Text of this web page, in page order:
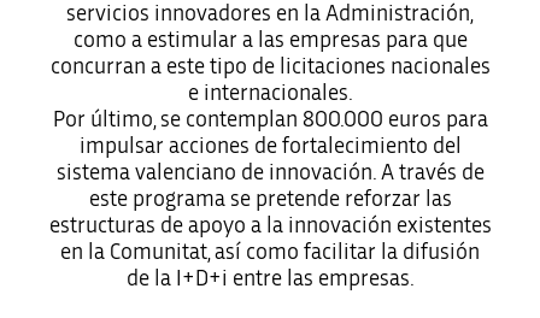
servicios innovadores en la Administración,
como a estimular a las empresas para que
concurran a este tipo de licitaciones nacionales
e internacionales.
Por último, se contemplan 800.000 euros para
impulsar acciones de fortalecimiento del
sistema valenciano de innovación. A través de
este programa se pretende reforzar las
estructuras de apoyo a la innovación existentes
en la Comunitat, así como facilitar la difusión
de la I+D+i entre las empresas.